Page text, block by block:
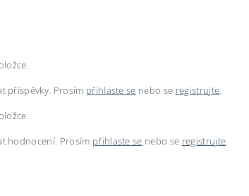
příspěvky. Prosím přihlaste se nebo se registrujte.
hodnocení. Prosím přihlaste se nebo se registrujte.